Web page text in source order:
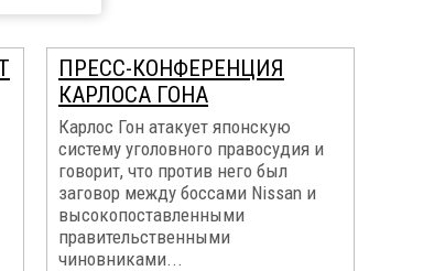
ПРЕСС-КОНФЕРЕНЦИЯ
КАРЛОСА ГОНА
Карлос Гон атакует японскую
систему уголовного правосудия и
говорит, что против него был
заговор между боссами Nissan и
высокопоставленными
правительственными
чиновниками...